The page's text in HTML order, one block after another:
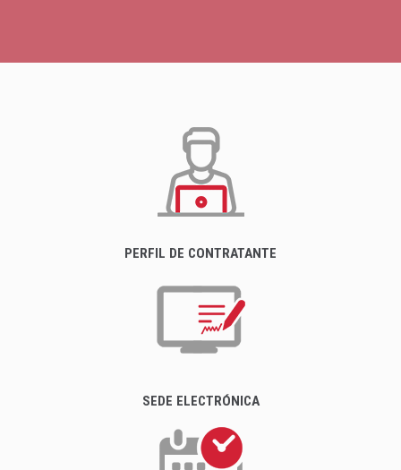
PERFIL DE CONTRATANTE
SEDE ELECTRÓNICA